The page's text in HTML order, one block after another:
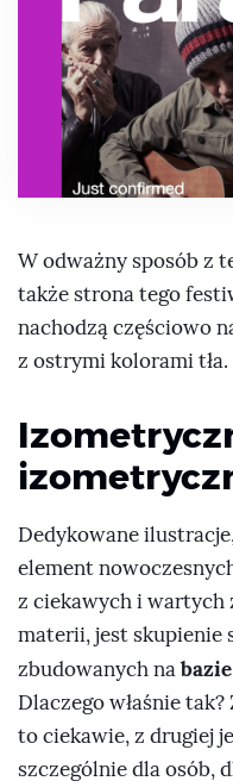
W odważny sposób z
także strona tego
nachodzą częściowo
z ostrymi kolorami tła.
Dedykowane
element
z ciekawych i wartych
materii, jest skupienie
zbudowanych na
Dlaczego właśnie
to ciekawie, z drugiej
szczególnie dla osób,